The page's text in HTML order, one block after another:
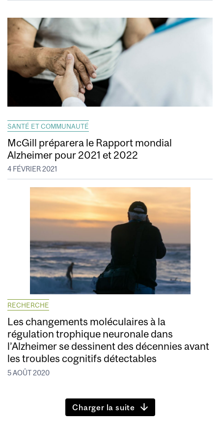
SANTÉ ET COMMUNAUTÉ
McGill préparera le Rapport mondial
Alzheimer pour 2021 et 2022
4 FÉVRIER 2021
RECHERCHE
Les changements moléculaires à la
régulation trophique neuronale dans
l’Alzheimer se dessinent des décennies avant
les troubles cognitifs détectables
5 AOÛT 2020
Charger la suite